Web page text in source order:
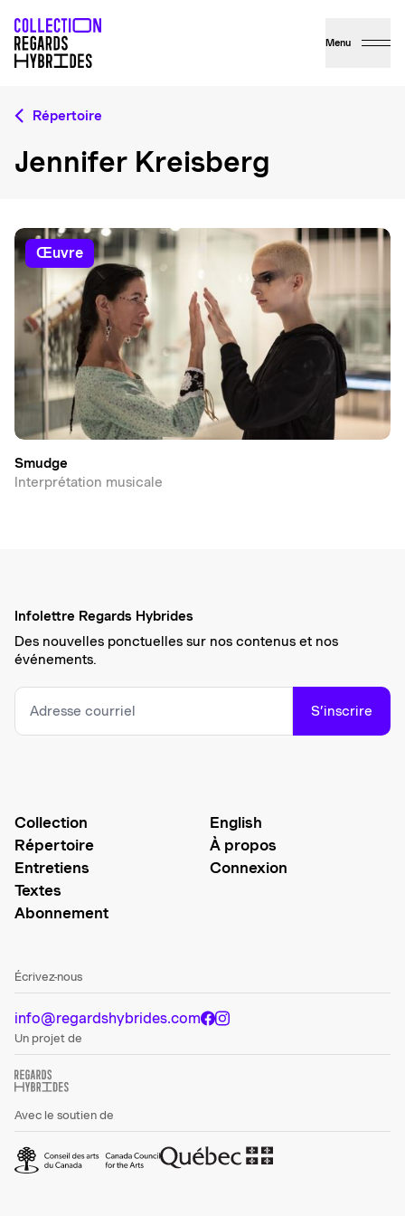
Menu
Répertoire
Jennifer Kreisberg
œuvre
Smudge
Interprétation musicale
Infolettre Regards Hybrides
Des nouvelles ponctuelles sur nos contenus et nos
événements.
S’inscrire
Collection
Répertoire
Entretiens
Textes
Abonnement
English
À propos
Connexion
Écrivez-nous
info@regardshybrides.com
Un projet de
Avec le soutien de